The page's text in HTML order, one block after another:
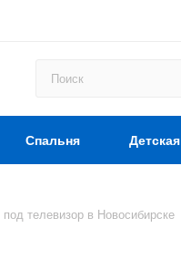
Спальня Детская
телевизор в Новосибирске